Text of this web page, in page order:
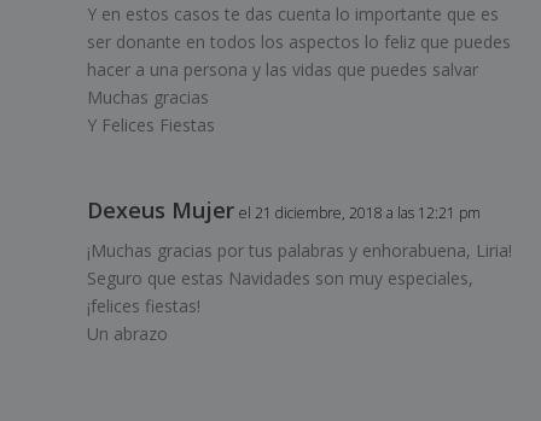
Y en estos casos te das cuenta lo importante que es
ser donante en todos los aspectos lo feliz que puedes
hacer a una persona y las vidas que puedes salvar
Muchas gracias
Y Felices Fiestas
Dexeus Mujer el 21 diciembre, 2018 a las 12:21 pm
¡Muchas gracias por tus palabras y enhorabuena, Liria!
Seguro que estas Navidades son muy especiales,
¡felices fiestas!
Un abrazo